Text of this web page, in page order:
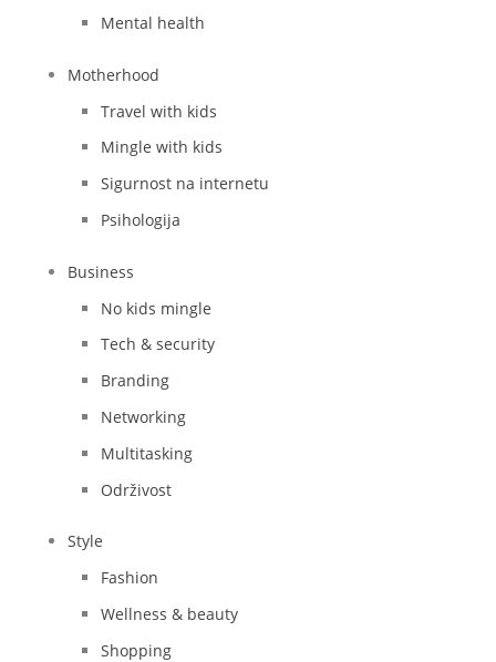
Mental health
Motherhood
Travel with kids
Mingle with kids
Sigurnost na internetu
Psihologija
Business
No kids mingle
Tech & security
Branding
Networking
Multitasking
Održivost
Style
Fashion
Wellness & beauty
Shopping